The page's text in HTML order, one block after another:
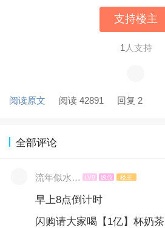
支持楼主
1 人支持
阅读原文 阅读 42891 回复 2
全部评论
流年似水… LV9 婉仪 楼主
早上8点倒计时
闪购请大家喝【1亿】杯奶茶